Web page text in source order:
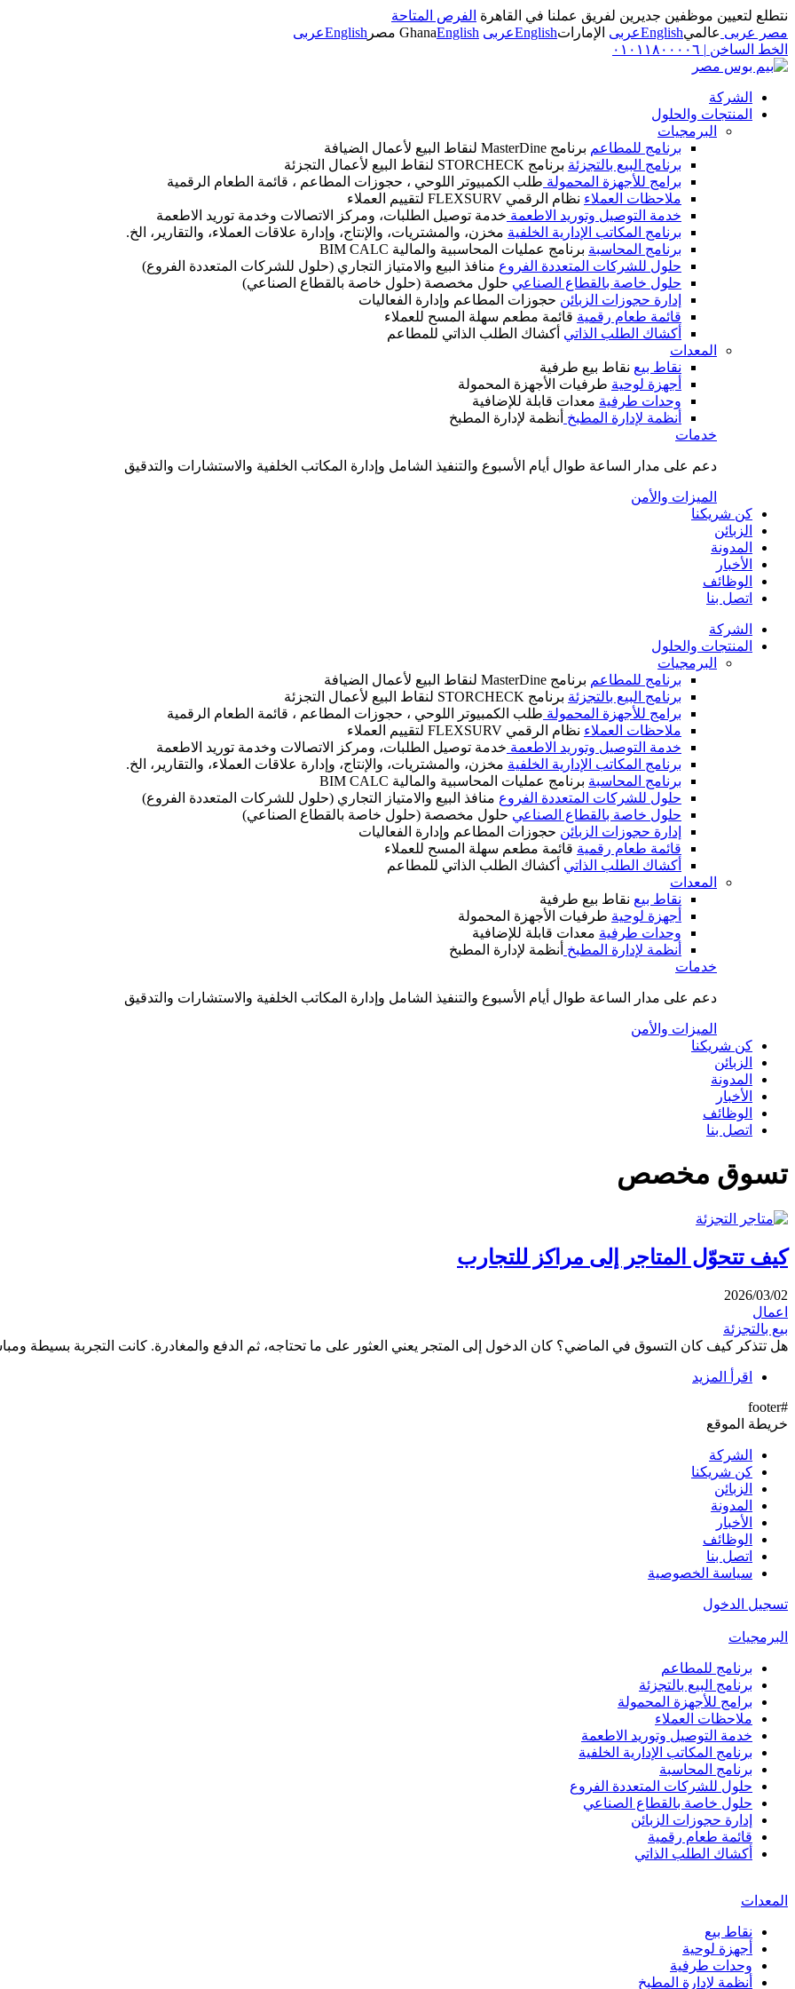
نتطلع لتعيين موظفين جديرين لفريق عملنا في القاهرة الفرص المتاحة
مصر عربى عالميEnglishعربى الإماراتEnglishعربى GhanaEnglish مصر Englishعربى
الخط الساخن | ٠١٠١١٨٠٠٠٠٦
الشركة
المنتجات والحلول
البرمجيات
برنامج للمطاعم برنامج MasterDine لنقاط البيع لأعمال الضيافة
برنامج البيع بالتجزئة برنامج STORCHECK لنقاط البيع لأعمال التجزئة
برامج للأجهزة المحمولة طلب الكمبيوتر اللوحي ، حجوزات المطاعم ، قائمة الطعام الرقمية
ملاحظات العملاء نظام الرقمي FLEXSURV لتقييم العملاء
خدمة التوصيل وتوريد الاطعمة خدمة توصيل الطلبات، ومركز الاتصالات وخدمة توريد الاطعمة
برنامج المكاتب الإدارية الخلفية مخزن، والمشتريات، والإنتاج، وإدارة علاقات العملاء، والتقارير، الخ.
برنامج المحاسبة برنامج عمليات المحاسبية والمالية BIM CALC
حلول للشركات المتعددة الفروع منافذ البيع والامتياز التجاري (حلول للشركات المتعددة الفروع)
حلول خاصة بالقطاع الصناعي حلول مخصصة (حلول خاصة بالقطاع الصناعي)
إدارة حجوزات الزبائن حجوزات المطاعم وإدارة الفعاليات
قائمة طعام رقمية قائمة مطعم سهلة المسح للعملاء
أكشاك الطلب الذاتي أكشاك الطلب الذاتي للمطاعم
المعدات
نقاط بيع نقاط بيع طرفية
أجهزة لوحية طرفيات الأجهزة المحمولة
وحدات طرفية معدات قابلة للإضافية
أنظمة لإدارة المطبخ أنظمة لإدارة المطبخ
خدمات
دعم على مدار الساعة طوال أيام الأسبوع والتنفيذ الشامل وإدارة المكاتب الخلفية والاستشارات والتدقيق
الميزات والأمن
كن شريكنا
الزبائن
المدونة
الأخبار
الوظائف
اتصل بنا
الشركة
المنتجات والحلول
البرمجيات
برنامج للمطاعم برنامج MasterDine لنقاط البيع لأعمال الضيافة
برنامج البيع بالتجزئة برنامج STORCHECK لنقاط البيع لأعمال التجزئة
برامج للأجهزة المحمولة طلب الكمبيوتر اللوحي ، حجوزات المطاعم ، قائمة الطعام الرقمية
ملاحظات العملاء نظام الرقمي FLEXSURV لتقييم العملاء
خدمة التوصيل وتوريد الاطعمة خدمة توصيل الطلبات، ومركز الاتصالات وخدمة توريد الاطعمة
برنامج المكاتب الإدارية الخلفية مخزن، والمشتريات، والإنتاج، وإدارة علاقات العملاء، والتقارير، الخ.
برنامج المحاسبة برنامج عمليات المحاسبية والمالية BIM CALC
حلول للشركات المتعددة الفروع منافذ البيع والامتياز التجاري (حلول للشركات المتعددة الفروع)
حلول خاصة بالقطاع الصناعي حلول مخصصة (حلول خاصة بالقطاع الصناعي)
إدارة حجوزات الزبائن حجوزات المطاعم وإدارة الفعاليات
قائمة طعام رقمية قائمة مطعم سهلة المسح للعملاء
أكشاك الطلب الذاتي أكشاك الطلب الذاتي للمطاعم
المعدات
نقاط بيع نقاط بيع طرفية
أجهزة لوحية طرفيات الأجهزة المحمولة
وحدات طرفية معدات قابلة للإضافية
أنظمة لإدارة المطبخ أنظمة لإدارة المطبخ
خدمات
دعم على مدار الساعة طوال أيام الأسبوع والتنفيذ الشامل وإدارة المكاتب الخلفية والاستشارات والتدقيق
الميزات والأمن
كن شريكنا
الزبائن
المدونة
الأخبار
الوظائف
اتصل بنا
تسوق مخصص
كيف تتحوّل المتاجر إلى مراكز للتجارب
2026/03/02
اعمال
بيع بالتجزئة
هل تتذكر كيف كان التسوق في الماضي؟ كان الدخول إلى المتجر يعني العثور على ما تحتاجه، ثم الدفع والمغادرة. كانت التجربة بسيطة
اقرأ المزيد
#footer
خريطة الموقع
الشركة
كن شريكنا
الزبائن
المدونة
الأخبار
الوظائف
اتصل بنا
سياسة الخصوصية
تسجيل الدخول
البرمجيات
برنامج للمطاعم
برنامج البيع بالتجزئة
برامج للأجهزة المحمولة
ملاحظات العملاء
خدمة التوصيل وتوريد الاطعمة
برنامج المكاتب الإدارية الخلفية
برنامج المحاسبة
حلول للشركات المتعددة الفروع
حلول خاصة بالقطاع الصناعي
إدارة حجوزات الزبائن
قائمة طعام رقمية
أكشاك الطلب الذاتي
المعدات
نقاط بيع
أجهزة لوحية
وحدات طرفية
أنظمة لإدارة المطبخ